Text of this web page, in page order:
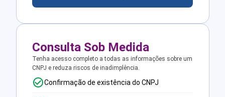
Consulta Sob Medida
Tenha acesso completo a todas as informações sobre um
CNPJ e reduza riscos de inadimplência.
Confirmação de existência do CNPJ